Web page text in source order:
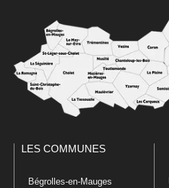
LES COMMUNES
Bégrolles-en-Mauges